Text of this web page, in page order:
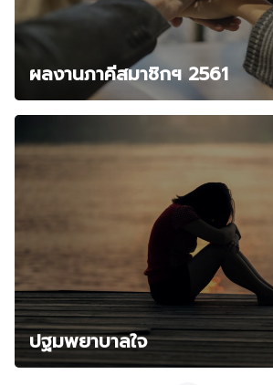
ผลงานภาคีสมาชิกฯ 2561
ปฐมพยาบาลใจ